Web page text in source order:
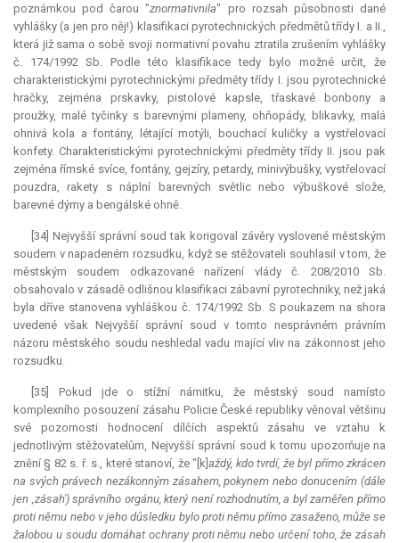
poznámkou pod čarou "znormativnila" pro rozsah působnosti dané
vyhlášky (a jen pro něj!) klasifikaci pyrotechnických předmětů třídy I. a II.,
která již sama o sobě svoji normativní povahu ztratila zrušením vyhlášky
č. 174/1992 Sb. Podle této klasifikace tedy bylo možné určit, že
charakteristickými pyrotechnickými předměty třídy I. jsou pyrotechnické
hračky, zejména prskavky, pistolové kapsle, třaskavé bonbony a
proužky, malé tyčinky s barevnými plameny, ohňopády, blikavky, malá
ohnivá kola a fontány, létající motýli, bouchací kuličky a vystřelovací
konfety. Charakteristickými pyrotechnickými předměty třídy II. jsou pak
zejména římské svíce, fontány, gejzíry, petardy, minivýbušky, vystřelovací
pouzdra, rakety s náplní barevných světlic nebo výbuškové slože,
barevné dýmy a bengálské ohně.
[34] Nejvyšší správní soud tak korigoval závěry vyslovené městským
soudem v napadeném rozsudku, když se stěžovateli souhlasil v tom, že
městským soudem odkazované nařízení vlády č. 208/2010 Sb.
obsahovalo v zásadě odlišnou klasifikaci zábavní pyrotechniky, než jaká
byla dříve stanovena vyhláškou č. 174/1992 Sb. S poukazem na shora
uvedené však Nejvyšší správní soud v tomto nesprávném právním
názoru městského soudu neshledal vadu mající vliv na zákonnost jeho
rozsudku.
[35] Pokud jde o stížní námitku, že městský soud namísto
komplexního posouzení zásahu Policie České republiky věnoval většinu
své pozornosti hodnocení dílčích aspektů zásahu ve vztahu k
jednotlivým stěžovatelům, Nejvyšší správní soud k tomu upozorňuje na
znění § 82 s. ř. s., které stanoví, že "[k]aždý, kdo tvrdí, že byl přímo zkrácen
na svých právech nezákonným zásahem, pokynem nebo donucením (dále
jen ‚zásah') správního orgánu, který není rozhodnutím, a byl zaměřen přímo
proti němu nebo v jeho důsledku bylo proti němu přímo zasaženo, může se
žalobou u soudu domáhat ochrany proti němu nebo určení toho, že zásah